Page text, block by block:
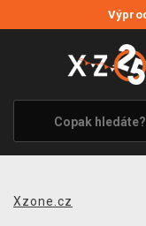
VÝPRODEJ
VIDEOHRY
XZONE
TÉMATIKY
Xzone.cz